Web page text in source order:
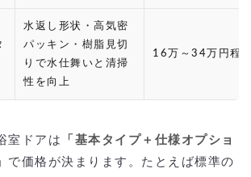
水返し形状・高気密
パッキン・樹脂見切
りで水仕舞いと清掃
性を向上
16万～34万円程
室ドアは
「基本タイプ＋仕様オプショ
で価格が決まります。たとえば標準の